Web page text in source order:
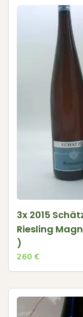
3x 2015
Riesling
)
260 €